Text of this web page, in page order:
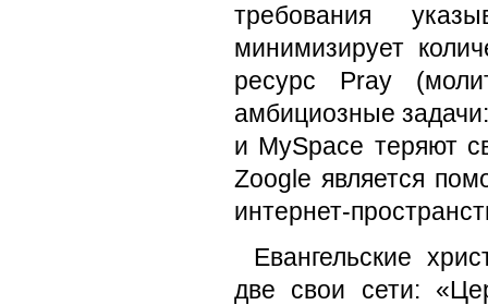
требования
минимизирует
ресурс Pray
амбициозные
и MySpace теряют
Zoogle является
интернет-
Евангельские
две свои сети: